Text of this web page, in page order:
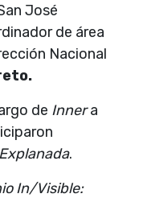
José
de área
Nacional
de Innera
.
In/Visible: